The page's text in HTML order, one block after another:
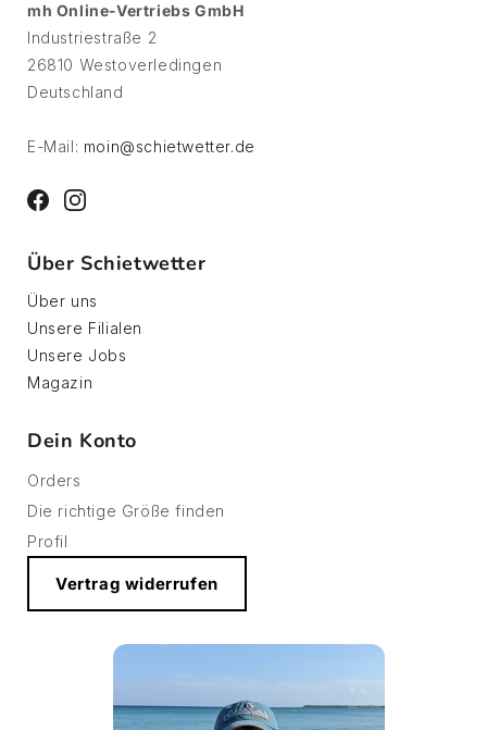
mh Online-Vertriebs GmbH
Industriestraße 2
26810 Westoverledingen
Deutschland
E-Mail: moin@schietwetter.de
FacebookInstagram
Über Schietwetter
Über uns
Unsere Filialen
Unsere Jobs
Magazin
Dein Konto
Orders
Die richtige Größe finden
Profil
Vertrag widerrufen